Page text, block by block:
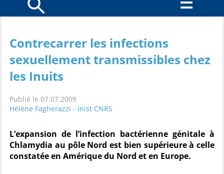
Contrecarrer les infections
sexuellement transmissibles chez
les Inuits
Publié le 07.07.2009
Hélène Fagherazzi - Inist CNRS
L’expansion de l’infection bactérienne génitale à
Chlamydia au pôle Nord est bien supérieure à celle
constatée en Amérique du Nord et en Europe.